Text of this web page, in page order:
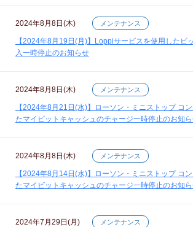
2024年8月8日(木) メンテナンス
【2024年8月19日(月)】Loppiサービスを使用したビ
入一時停止のお知らせ
2024年8月8日(木) メンテナンス
【2024年8月21日(水)】ローソン・ミニストップ コ
たマイビットキャッシュのチャージ一時停止のお知
2024年8月8日(木) メンテナンス
【2024年8月14日(水)】ローソン・ミニストップ コ
たマイビットキャッシュのチャージ一時停止のお知
2024年7月29日(月) メンテナンス